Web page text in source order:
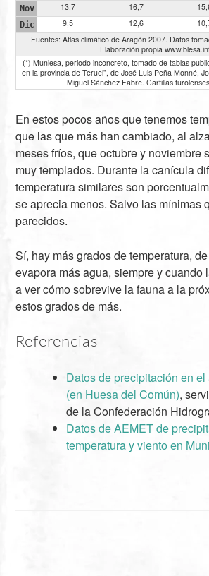
Nov 13,7 16,7
Dic 9,5 12,6
Fuentes: Atlas climático de Aragón 2007. Datos
Elaboración propia
(*) Muniesa, periodo inconcreto, tomado de tablas
en la provincia de Teruel", de José Luis Peña Monné,
Miguel Sánchez Fabre. Cartillas
En estos pocos años que tenemos
que las que más han cambiado, al
meses fríos, que octubre y noviembre
muy templados. Durante la canícula
temperatura similares son
se aprecia menos. Salvo las mínimas
parecidos.
Sí, hay más grados de temperatura,
evapora más agua, siempre y cuando
a ver cómo sobrevive la fauna a la
estos grados de más.
Referencias
Datos de precipitación en
(en Huesa del Común),
de la Confederación
Datos de AEMET de
temperatura y viento en